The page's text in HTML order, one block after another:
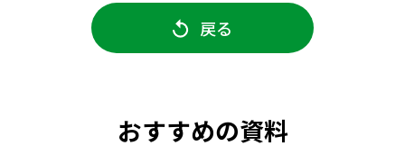
戻る
おすすめの資料